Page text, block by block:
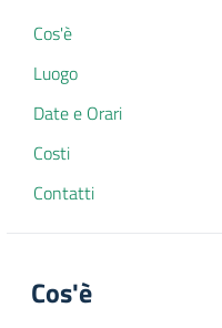
Cos'è
Luogo
Date e Orari
Costi
Contatti
Cos'è